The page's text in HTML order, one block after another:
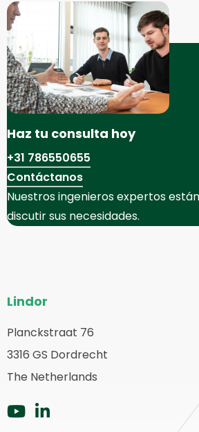
Haz tu consulta hoy
+31 786550655
Contáctanos
Nuestros ingenieros expertos
discutir sus necesidades.
del
sitio
web
Lindor
Planckstraat 76
3316 GS Dordrecht
The Netherlands
Ir
Ir